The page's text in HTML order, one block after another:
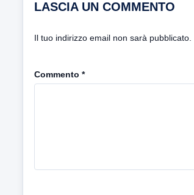
LASCIA UN COMMENTO
Il tuo indirizzo email non sarà pubblicato.
Commento *